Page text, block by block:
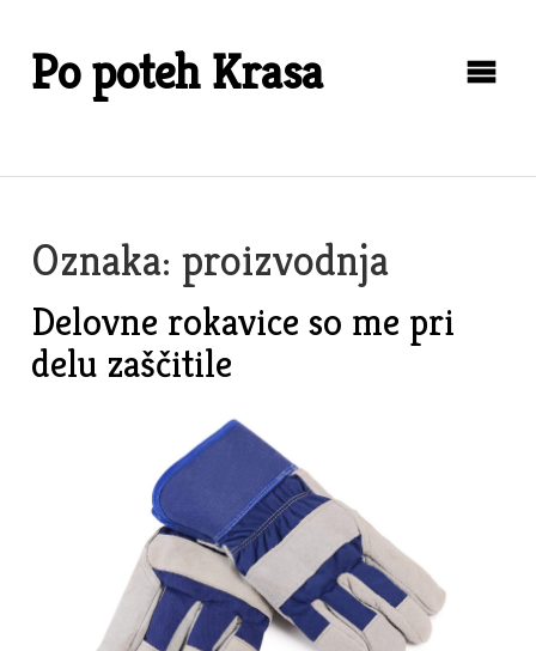
contentPo poteh Krasa
Oznaka:proizvodnja
Delovne rokavice so me pri
delu zaščitile